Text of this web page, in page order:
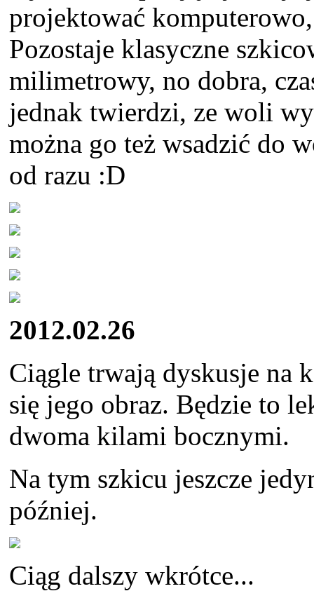
projektować
Pozostaje klasyczne
milimetrowy, no dobra,
jednak twierdzi, ze woli
można go też wsadzić do
od razu :D
2012.02.26
Ciągle trwają dyskusje na
się jego obraz. Będzie to
dwoma kilami bocznymi.
Na tym szkicu jeszcze
później.
Ciąg dalszy wkrótce...